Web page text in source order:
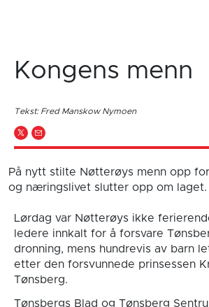
Kongens menn
Tekst: Fred Manskow Nymoen
På nytt stilte Nøtterøys menn opp
og næringslivet slutter opp om laget.
Lørdag var Nøtterøys ikke
ledere innkalt for å forsvare
dronning, mens hundrevis av barn
etter den forsvunnede prinsessen
Tønsberg.
Tønsbergs Blad og Tønsberg